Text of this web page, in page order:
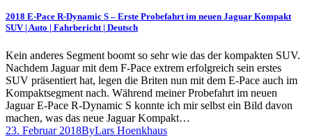
2018 E-Pace R-Dynamic S – Erste Probefahrt im neuen Jaguar Kompakt
SUV | Auto | Fahrbericht | Deutsch
Kein anderes Segment boomt so sehr wie das der kompakten SUV.
Nachdem Jaguar mit dem F-Pace extrem erfolgreich sein erstes
SUV präsentiert hat, legen die Briten nun mit dem E-Pace auch im
Kompaktsegment nach. Während meiner Probefahrt im neuen
Jaguar E-Pace R-Dynamic S konnte ich mir selbst ein Bild davon
machen, was das neue Jaguar Kompakt…
23. Februar 2018ByLars Hoenkhaus